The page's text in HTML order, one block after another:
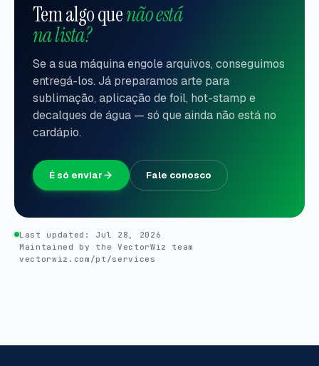
Tem algo quenão está
na lista?
Se a sua máquina engole arquivos, conseguimos
entregá-los. Já preparamos arte para
sublimação, aplicação de foil, hot-stamp e
decalques de água — só que ainda não está no
cardápio.
É só enviar Fale conosco
Last updated: Jul 28, 2026
Maintained by the VectorWiz team
vectorwiz.com/pt/services